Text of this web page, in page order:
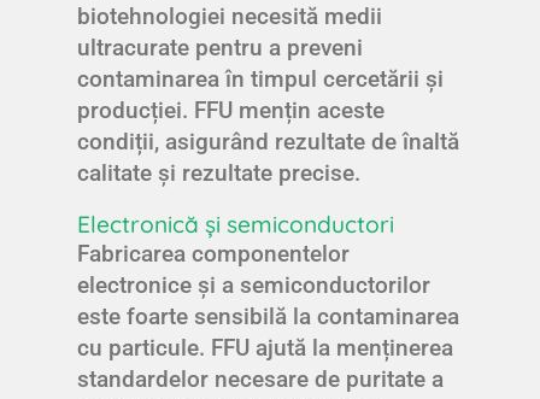
biotehnologiei necesită medii
ultracurate pentru a preveni
contaminarea în timpul cercetării și
producției. FFU mențin aceste
condiții, asigurând rezultate de înaltă
calitate și rezultate precise.
Electronică și semiconductori
Fabricarea componentelor
electronice și a semiconductorilor
este foarte sensibilă la contaminarea
cu particule. FFU ajută la menținerea
standardelor necesare de puritate a